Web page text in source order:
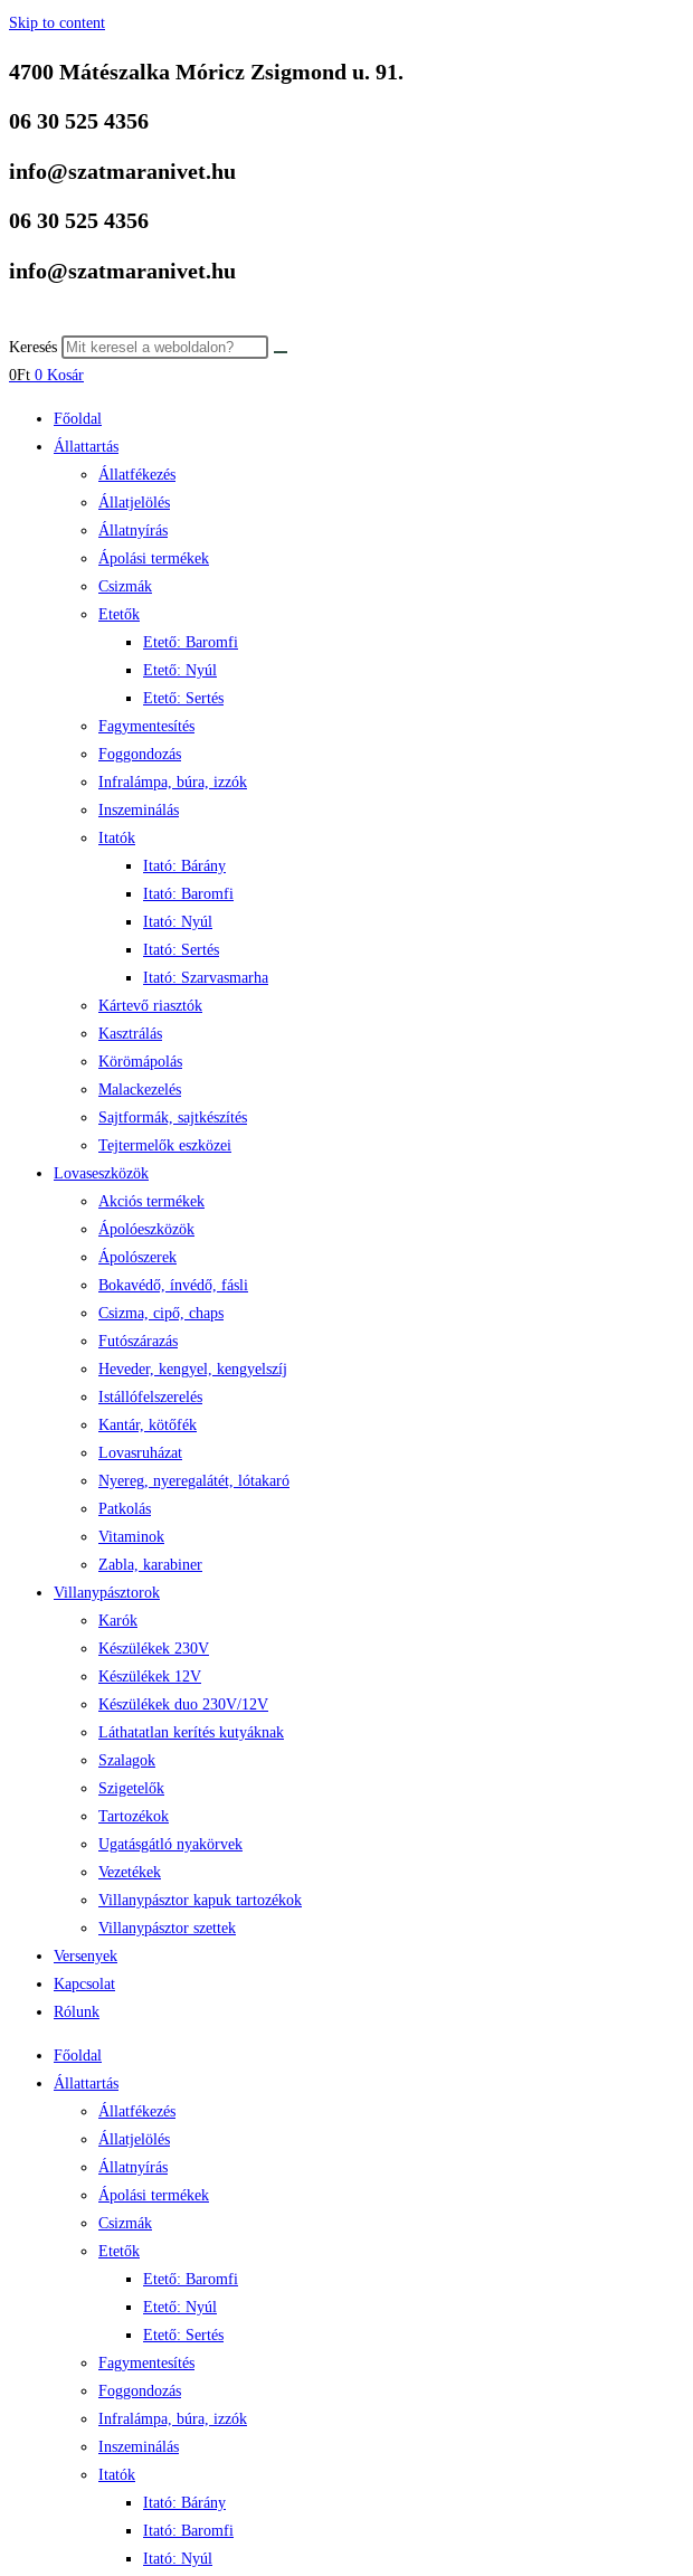
Skip to content
4700 Mátészalka Móricz Zsigmond u. 91.
06 30 525 4356
info@szatmaranivet.hu
06 30 525 4356
info@szatmaranivet.hu
Keresés
0Ft 0 Kosár
Főoldal
Állattartás
Állatfékezés
Állatjelölés
Állatnyírás
Ápolási termékek
Csizmák
Etetők
Etető: Baromfi
Etető: Nyúl
Etető: Sertés
Fagymentesítés
Foggondozás
Infralámpa, búra, izzók
Inszeminálás
Itatók
Itató: Bárány
Itató: Baromfi
Itató: Nyúl
Itató: Sertés
Itató: Szarvasmarha
Kártevő riasztók
Kasztrálás
Körömápolás
Malackezelés
Sajtformák, sajtkészítés
Tejtermelők eszközei
Lovaseszközök
Akciós termékek
Ápolóeszközök
Ápolószerek
Bokavédő, ínvédő, fásli
Csizma, cipő, chaps
Futószárazás
Heveder, kengyel, kengyelszíj
Istállófelszerelés
Kantár, kötőfék
Lovasruházat
Nyereg, nyeregalátét, lótakaró
Patkolás
Vitaminok
Zabla, karabiner
Villanypásztorok
Karók
Készülékek 230V
Készülékek 12V
Készülékek duo 230V/12V
Láthatatlan kerítés kutyáknak
Szalagok
Szigetelők
Tartozékok
Ugatásgátló nyakörvek
Vezetékek
Villanypásztor kapuk tartozékok
Villanypásztor szettek
Versenyek
Kapcsolat
Rólunk
Főoldal
Állattartás
Állatfékezés
Állatjelölés
Állatnyírás
Ápolási termékek
Csizmák
Etetők
Etető: Baromfi
Etető: Nyúl
Etető: Sertés
Fagymentesítés
Foggondozás
Infralámpa, búra, izzók
Inszeminálás
Itatók
Itató: Bárány
Itató: Baromfi
Itató: Nyúl